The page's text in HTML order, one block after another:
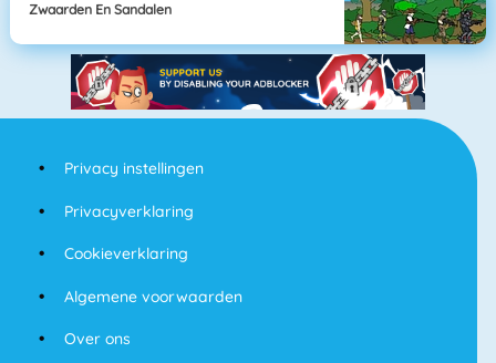
Zwaarden En Sandalen
Privacy instellingen
Privacyverklaring
Cookieverklaring
Algemene voorwaarden
Over ons